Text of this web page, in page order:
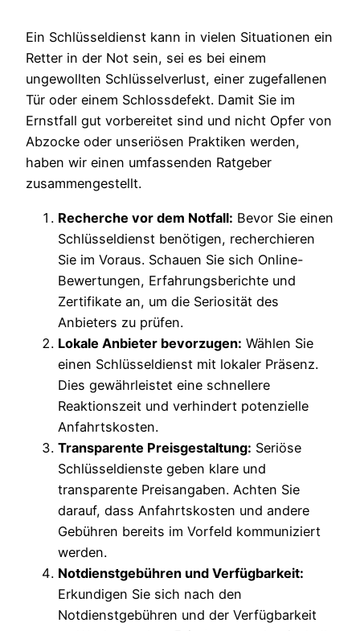
Ein Schlüsseldienst kann in vielen Situationen ein
Retter in der Not sein, sei es bei einem
ungewollten Schlüsselverlust, einer zugefallenen
Tür oder einem Schlossdefekt. Damit Sie im
Ernstfall gut vorbereitet sind und nicht Opfer von
Abzocke oder unseriösen Praktiken werden,
haben wir einen umfassenden Ratgeber
zusammengestellt.
Recherche vor dem Notfall: Bevor Sie einen
Schlüsseldienst benötigen, recherchieren
Sie im Voraus. Schauen Sie sich Online-
Bewertungen, Erfahrungsberichte und
Zertifikate an, um die Seriosität des
Anbieters zu prüfen.
Lokale Anbieter bevorzugen: Wählen Sie
einen Schlüsseldienst mit lokaler Präsenz.
Dies gewährleistet eine schnellere
Reaktionszeit und verhindert potenzielle
Anfahrtskosten.
Transparente Preisgestaltung: Seriöse
Schlüsseldienste geben klare und
transparente Preisangaben. Achten Sie
darauf, dass Anfahrtskosten und andere
Gebühren bereits im Vorfeld kommuniziert
werden.
Notdienstgebühren und Verfügbarkeit:
Erkundigen Sie sich nach den
Notdienstgebühren und der Verfügbarkeit